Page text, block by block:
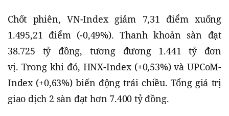
Chốt phiên, VN-Index giảm 7,31 điểm xuống
1.495,21 điểm (-0,49%). Thanh khoản sàn đạt
38.725 tỷ đồng, tương đương 1.441 tỷ đơn
vị. Trong khi đó, HNX-Index (+0,53%) và UPCoM-
Index (+0,63%) biến động trái chiều. Tổng giá trị
giao dịch 2 sàn đạt hơn 7.400 tỷ đồng.